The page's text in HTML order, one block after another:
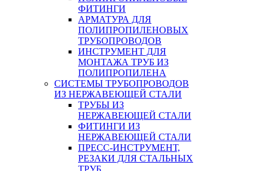
ФИТИНГИ
АРМАТУРА ДЛЯ
ПОЛИПРОПИЛЕНОВЫХ
ТРУБОПРОВОДОВ
ИНСТРУМЕНТ ДЛЯ
МОНТАЖА ТРУБ ИЗ
ПОЛИПРОПИЛЕНА
СИСТЕМЫ ТРУБОПРОВОДОВ
ИЗ НЕРЖАВЕЮЩЕЙ СТАЛИ
ТРУБЫ ИЗ
НЕРЖАВЕЮЩЕЙ СТАЛИ
ФИТИНГИ ИЗ
НЕРЖАВЕЮЩЕЙ СТАЛИ
ПРЕСС-ИНСТРУМЕНТ,
РЕЗАКИ ДЛЯ СТАЛЬНЫХ
ТРУБ